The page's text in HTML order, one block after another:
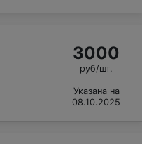
3000
руб/шт.
Указана на
08.10.2025